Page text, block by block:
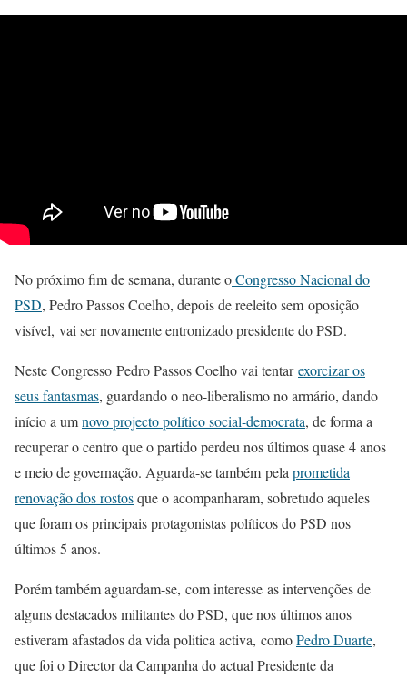
No próximo fim de semana, durante oCongresso Nacional do
PSD, Pedro Passos Coelho, depois de reeleito sem oposição
visível, vai ser novamente entronizado presidente do PSD.
Neste Congresso Pedro Passos Coelho vai tentarexorcizar os
seus fantasmas, guardando o neo-liberalismo no armário, dando
início a umnovo projecto político social-democrata, de forma a
recuperar o centro que o partido perdeu nos últimos quase 4 anos
e meio de governação. Aguarda-se também pela prometida
renovação dos rostosque o acompanharam, sobretudo aqueles
que foram os principais protagonistas políticos do PSD nos
últimos 5 anos.
Porém também aguardam-se, com interesse as intervenções de
alguns destacados militantes do PSD, que nos últimos anos
estiveram afastados da vida politica activa, comoPedro Duarte,
que foi o Director da Campanha do actual Presidente da